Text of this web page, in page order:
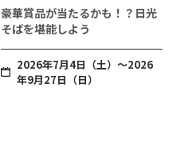
豪華賞品が当たるかも！？日光
そばを堪能しよう
2026年7月4日（土）～2026
年9月27日（日）